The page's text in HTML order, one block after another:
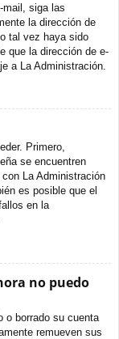
mail, siga las
la dirección de
tal vez haya sido
que la dirección de e-
a La Administración.
Primero,
se encuentren
La Administración
es posible que el
en la
no puedo
o borrado su cuenta
remueven sus